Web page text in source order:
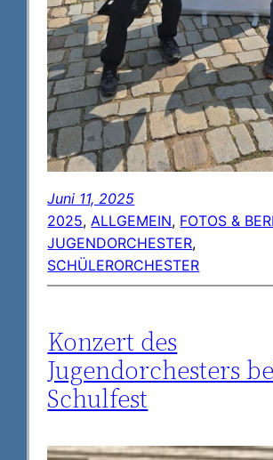
Juni 11, 2025
2025, ALLGEMEIN, FOTOS &
JUGENDORCHESTER
SCHÜLERORCHESTER
Konzert des
Jugendorchesters
Schulfest